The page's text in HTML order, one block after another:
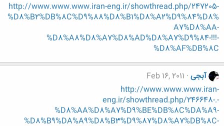
http://www.www.www.iran-eng.ir/showthread.php/247205-
%D8%B2%DB%8C%D9%88%D8%B1%D8%A2%D9%84%D8%
A7%D8%AA-
%D8%A8%D8%A7%D8%AD%D8%A7%D9%84-!!!-
%D8%AF%DB%8C
آبجی Feb 16, 2011
http://www.www.www.iran-
eng.ir/showthread.php/246648-.-
%D8%AA%D8%A7%D9%BE%DB%8C%DA%A9-
%D8%B9%DA%A9%D8%B3%D9%87%D8%A7%DB%8C-